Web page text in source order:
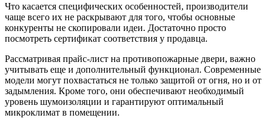
Что касается специфических особенностей, производители
чаще всего их не раскрывают для того, чтобы основные
конкуренты не скопировали идеи. Достаточно просто
посмотреть сертификат соответствия у продавца.
Рассматривая прайс-лист на противопожарные двери, важно
учитывать еще и дополнительный функционал. Современные
модели могут похвастаться не только защитой от огня, но и от
задымления. Кроме того, они обеспечивают необходимый
уровень шумоизоляции и гарантируют оптимальный
микроклимат в помещении.